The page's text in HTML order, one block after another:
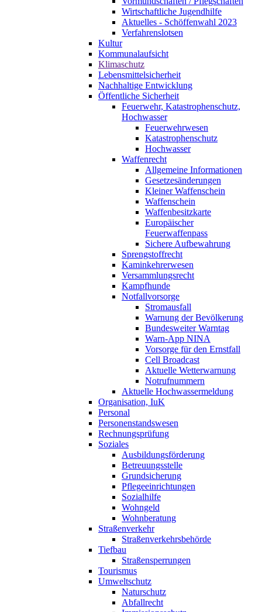
Wirtschaftliche Jugendhilfe
Aktuelles - Schöffenwahl 2023
Verfahrenslotsen
Kultur
Kommunalaufsicht
Klimaschutz
Lebensmittelsicherheit
Nachhaltige Entwicklung
Öffentliche Sicherheit
Feuerwehr, Katastrophenschutz,
Hochwasser
Feuerwehrwesen
Katastrophenschutz
Hochwasser
Waffenrecht
Allgemeine Informationen
Gesetzesänderungen
Kleiner Waffenschein
Waffenschein
Waffenbesitzkarte
Europäischer
Feuerwaffenpass
Sichere Aufbewahrung
Sprengstoffrecht
Kaminkehrerwesen
Versammlungsrecht
Kampfhunde
Notfallvorsorge
Stromausfall
Warnung der Bevölkerung
Bundesweiter Warntag
Warn-App NINA
Vorsorge für den Ernstfall
Cell Broadcast
Aktuelle Wetterwarnung
Notrufnummern
Aktuelle Hochwassermeldung
Organisation, IuK
Personal
Personenstandswesen
Rechnungsprüfung
Soziales
Ausbildungsförderung
Betreuungsstelle
Grundsicherung
Pflegeeinrichtungen
Sozialhilfe
Wohngeld
Wohnberatung
Straßenverkehr
Straßenverkehrsbehörde
Tiefbau
Straßensperrungen
Tourismus
Umweltschutz
Naturschutz
Abfallrecht